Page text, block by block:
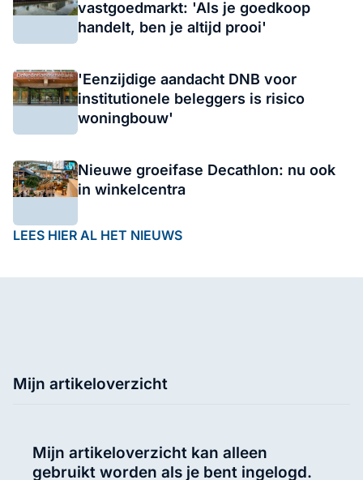
vastgoedmarkt: 'Als je goedkoop
handelt, ben je altijd prooi'
'Eenzijdige aandacht DNB voor
institutionele beleggers is risico
woningbouw'
Nieuwe groeifase Decathlon: nu ook
in winkelcentra
LEES HIER AL HET NIEUWS
Mijn artikeloverzicht
Mijn artikeloverzicht kan alleen
gebruikt worden als je bent ingelogd.